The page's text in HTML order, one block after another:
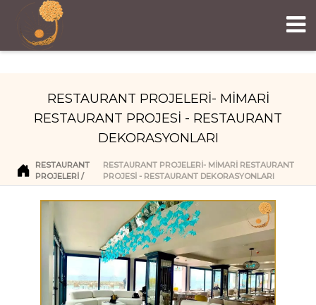
RESTAURANT PROJELERİ- MİMARİ
RESTAURANT PROJESİ - RESTAURANT
DEKORASYONLARI
RESTAURANT
PROJELERI
RESTAURANT PROJELERİ- MİMARİ RESTAURANT
PROJESİ - RESTAURANT DEKORASYONLARI